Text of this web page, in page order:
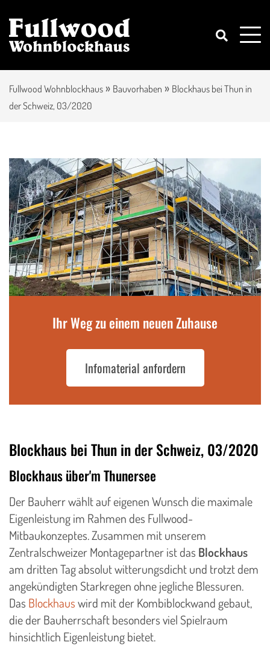
Fullwood Wohnblockhaus » Bauvorhaben » Blockhaus bei Thun in
der Schweiz, 03/2020
Ihr Weg zu einem neuen Zuhause
Infomaterial anfordern
Blockhaus bei Thun in der Schweiz, 03/2020
Blockhaus über'm Thunersee
Der Bauherr wählt auf eigenen Wunsch die maximale
Eigenleistung im Rahmen des Fullwood-
Mitbaukonzeptes. Zusammen mit unserem
Zentralschweizer Montagepartner ist das Blockhaus
am dritten Tag absolut witterungsdicht und trotzt dem
angekündigten Starkregen ohne jegliche Blessuren.
Das Blockhauswird mit der Kombiblockwand gebaut,
die der Bauherrschaft besonders viel Spielraum
hinsichtlich Eigenleistung bietet.